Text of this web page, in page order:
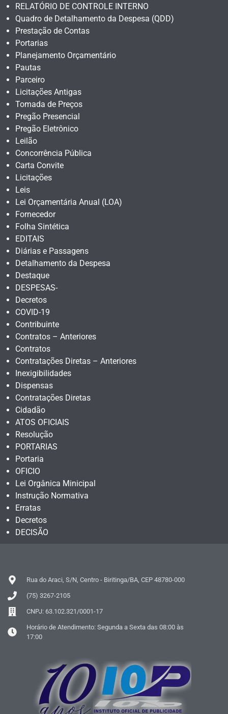
RELATÓRIO DE CONTROLE INTERNO
Quadro de Detalhamento da Despesa (QDD)
Prestação de Contas
Portarias
Planejamento Orçamentário
Pautas
Parceiro
Licitações Antigas
Tomada de Preços
Pregão Presencial
Pregão Eletrônico
Leilão
Concorrência Pública
Carta Convite
Licitações
Leis
Lei Orçamentária Anual (LOA)
Fornecedor
Folha Sintética
EDITAIS
Diárias e Passagens
Detalhamento da Despesa
Destaque
DESPESAS-
Decretos
COVID-19
Contribuinte
Contratos – Anteriores
Contratos
Contratações Diretas – Anteriores
Inexigibilidades
Dispensas
Contratações Diretas
Cidadão
ATOS OFICIAIS
Resolução
PORTARIAS
Portaria
OFICIO
Lei Orgânica Minicipal
Instrução Normativa
Erratas
Decretos
DECISÃO
Rua do Araci, S/N, Centro - Biritinga/BA, CEP 48780-000
(75) 3267-2105
CNPJ: 63.102.321/0001-17
Horário de Atendimento: Segunda a Sexta das 08:00 às
17:00